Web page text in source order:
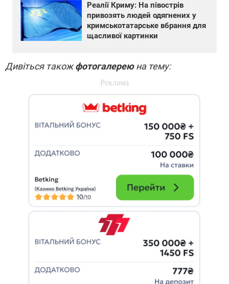
Реалії Криму: На півострів
привозять людей одягнених у
кримськотатарське вбрання для
щасливої картинки
Дивіться такожфотогалереюна тему: